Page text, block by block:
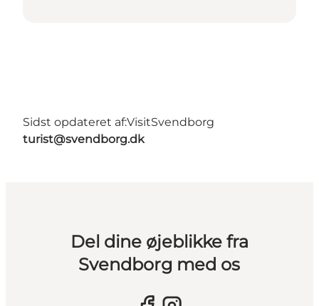
Sidst opdateret af:VisitSvendborg
turist@svendborg.dk
Del dine øjeblikke fra
Svendborg med os